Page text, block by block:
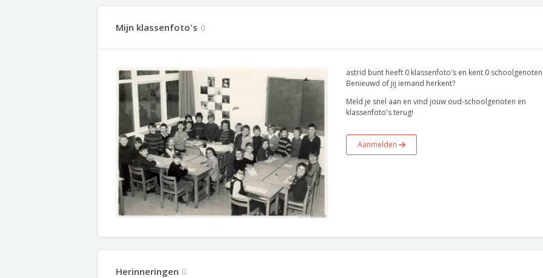
Mijn klassenfoto's 0
astrid bunt heeft 0 klassenfoto's en kent 0
Benieuwd of jij iemand herkent?
Meld je snel aan en vind jouw oud-schoolgenoten en
klassenfoto's terug!
Aanmelden
Herinneringen 0